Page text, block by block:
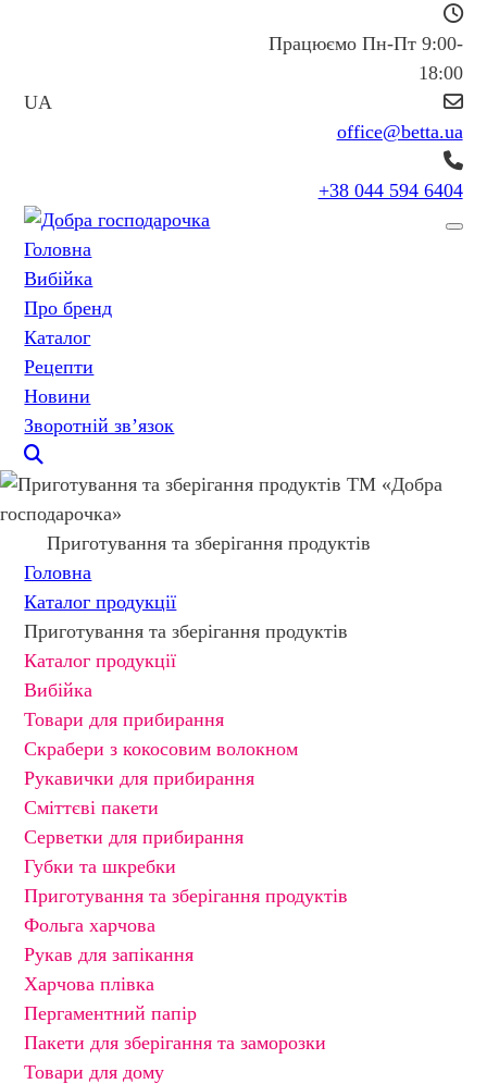
UA
Працюємо Пн-Пт 9:00-
18:00
office@betta.ua
+38 044 594 6404
Головна
Вибійка
Про бренд
Каталог
Рецепти
Новини
Зворотній зв’язок
Приготування та зберігання продуктів
Головна
Каталог продукції
Приготування та зберігання продуктів
Каталог продукції
Вибійка
Товари для прибирання
Скрабери з кокосовим волокном
Рукавички для прибирання
Сміттєві пакети
Серветки для прибирання
Губки та шкребки
Приготування та зберігання продуктів
Фольга харчова
Рукав для запікання
Харчова плівка
Пергаментний папір
Пакети для зберігання та заморозки
Товари для дому